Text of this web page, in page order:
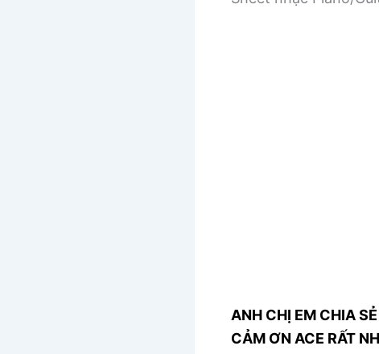
ANH CHỊ EM CHIA
CẢM ƠN ACE RẤT